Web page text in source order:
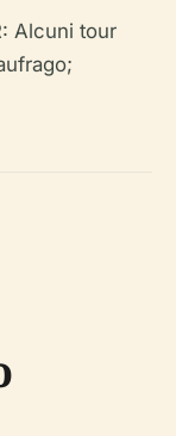
Alcuni tour